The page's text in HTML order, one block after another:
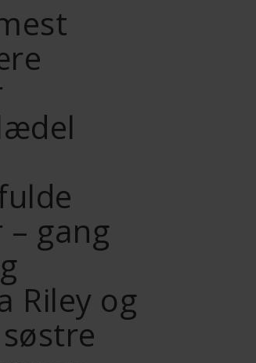
gang
Riley og